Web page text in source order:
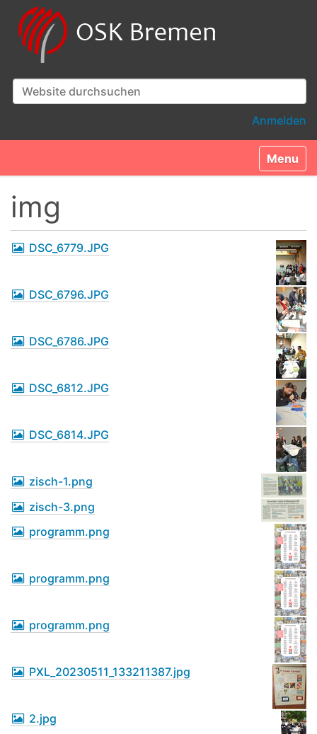
Website durchsuchen
Anmelden
Toggle
img
DSC_6779.JPG
DSC_6796.JPG
DSC_6786.JPG
DSC_6812.JPG
DSC_6814.JPG
zisch-1.png
zisch-3.png
programm.png
programm.png
programm.png
PXL_20230511_133211387.jpg
2.jpg